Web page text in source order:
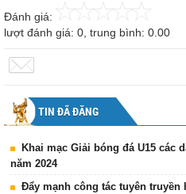
Đánh giá:
lượt đánh giá: 0, trung bình: 0.00
TIN ĐÃ ĐĂNG
Khai mạc Giải bóng đá U15 các
năm 2024
Đẩy mạnh công tác tuyên